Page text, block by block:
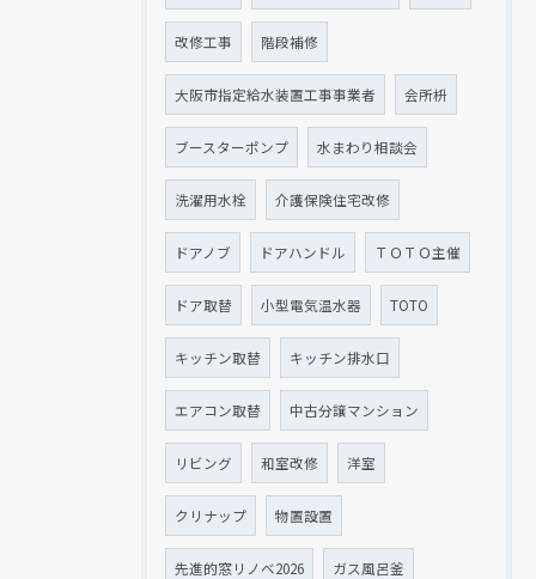
改修工事 階段補修
大阪市指定給水装置工事事業者 会所枡
ブースターポンプ 水まわり相談会
洗濯用水栓 介護保険住宅改修
ドアノブ ドアハンドル ＴＯＴＯ主催
ドア取替 小型電気温水器 TOTO
キッチン取替 キッチン排水口
エアコン取替 中古分譲マンション
リビング 和室改修 洋室
クリナップ 物置設置
先進的窓リノベ2026 ガス風呂釜